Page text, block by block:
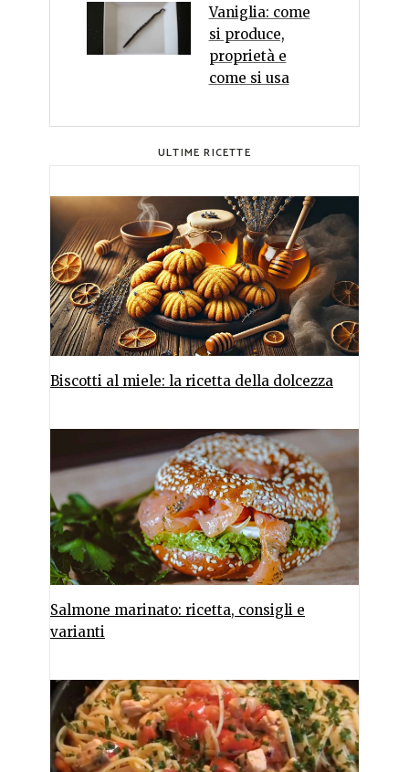
Vaniglia: come
si produce,
proprietà e
come si usa
ULTIME RICETTE
Biscotti al miele: la ricetta della dolcezza
Salmone marinato: ricetta, consigli e
varianti